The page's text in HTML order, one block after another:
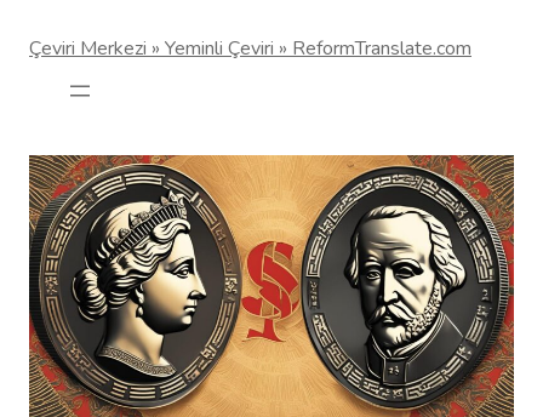
Çeviri Merkezi » Yeminli Çeviri » ReformTranslate.com